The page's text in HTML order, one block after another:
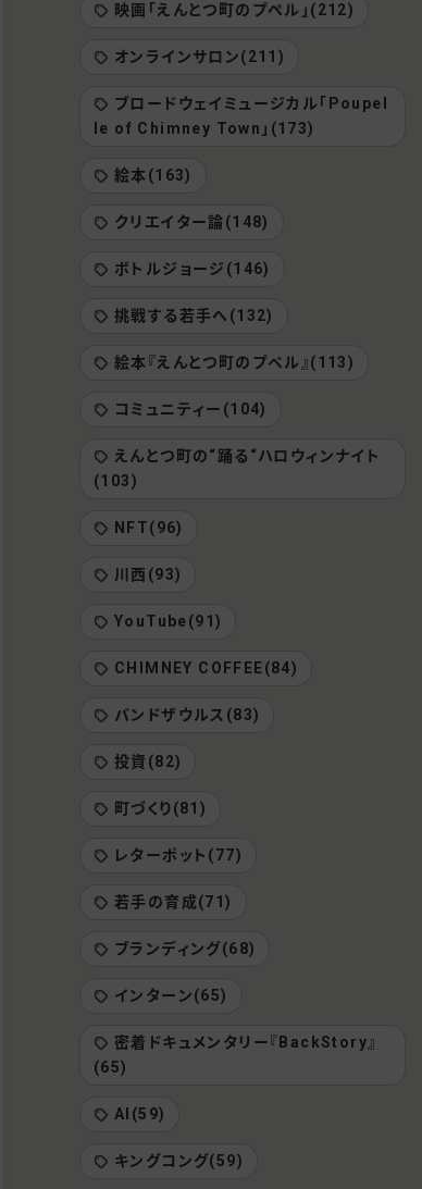
映画「えんとつ町のプぺル」(212)
オンラインサロン(211)
ブロードウェイミュージカル「Poupel
le of Chimney Town」(173)
絵本(163)
クリエイター論(148)
ボトルジョージ(146)
挑戦する若手へ(132)
絵本『えんとつ町のプペル』(113)
コミュニティー(104)
えんとつ町の“踊る“ハロウィンナイト
(103)
NFT(96)
川西(93)
YouTube(91)
CHIMNEY COFFEE(84)
バンドザウルス(83)
投資(82)
町づくり(81)
レターポット(77)
若手の育成(71)
ブランディング(68)
インターン(65)
密着ドキュメンタリー『BackStory』
(65)
AI(59)
キングコング(59)